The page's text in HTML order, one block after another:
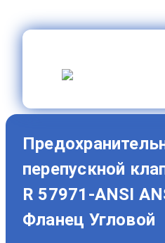
перепускной
R 57971-ANSI
Фланец Угловой